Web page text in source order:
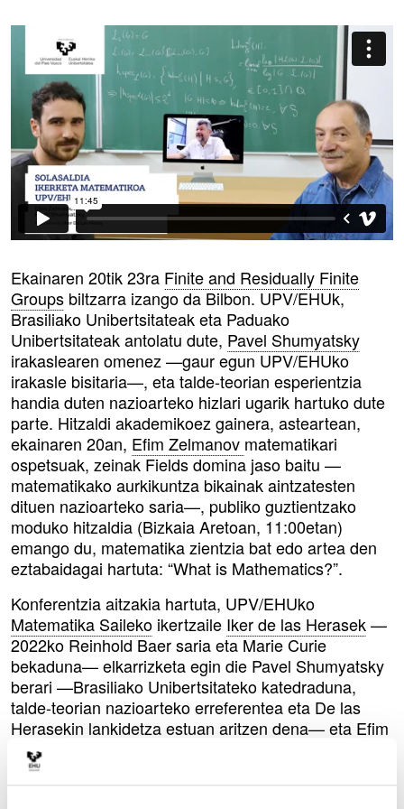
Ekainaren 20tik 23ra Finite and Residually Finite
Groups biltzarra izango da Bilbon. UPV/EHUk,
Brasiliako Unibertsitateak eta Paduako
Unibertsitateak antolatu dute, Pavel Shumyatsky
irakaslearen omenez —gaur egun UPV/EHUko
irakasle bisitaria—, eta talde-teorian esperientzia
handia duten nazioarteko hizlari ugarik hartuko dute
parte. Hitzaldi akademikoez gainera, asteartean,
ekainaren 20an, Efim Zelmanov matematikari
ospetsuak, zeinak Fields domina jaso baitu —
matematikako aurkikuntza bikainak aintzatesten
dituen nazioarteko saria—, publiko guztientzako
moduko hitzaldia (Bizkaia Aretoan, 11:00etan)
emango du, matematika zientzia bat edo artea den
eztabaidagai hartuta: “What is Mathematics?”.
Konferentzia aitzakia hartuta, UPV/EHUko
Matematika Saileko ikertzaile Iker de las Herasek—
2022ko Reinhold Baer saria eta Marie Curie
bekaduna— elkarrizketa egin die Pavel Shumyatsky
berari —Brasiliako Unibertsitateko katedraduna,
talde-teorian nazioarteko erreferentea eta De las
Herasekin lankidetza estuan aritzen dena— eta Efim
Zelmanov irakasleari —Txinako Hegoaldeko Zientzia
eta Teknologiako Unibertsitateko katedraduna
(SUSTech) eta talde-teoriaren arloan munduan den